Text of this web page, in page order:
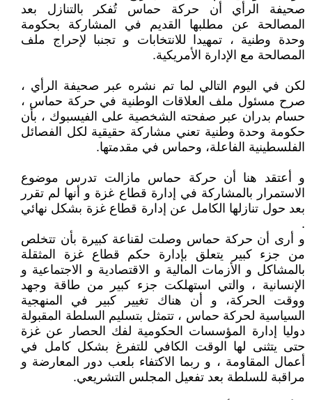
صحيفة الرأي أن حركة حماس تُفكر بالتنازل بعد
المصالحة عن مطلبها القديم في المشاركة بحكومة
وحدة وطنية ، تمهيدا للانتخابات و تجنبا لإحراج ملف
المصالحة مع الإدارة الأمريكية.
لكن في اليوم التالي لما تم نشره عبر صحيفة الرأي ،
صرح مسئول ملف العلاقات الوطنية في حركة حماس ،
حسام بدران عبر صفحته الشخصية على الفيسبوك ، بأن
حكومة وحدة وطنية تعني مشاركة حقيقية لكل الفصائل
الفلسطينية الفاعلة، وحماس في مقدمتها.
و أعتقد هنا أن حركة حماس مازالت تدرس موضوع
الاستمرار بالمشاركة في إدارة قطاع غزة و أنها لم تقرر
بعد حول تنازلها الكامل عن إدارة قطاع غزة بشكل نهائي
.
و أرى أن حركة حماس وصلت لقناعة كبيرة بأن تتخلص
من جزء كبير يتعلق بإدارة حكم قطاع غزة المثقلة
بالمشاكل و الأزمات المالية و الاقتصادية و الاجتماعية و
الإنسانية ، والتي استهلكت جزء كبير من طاقة وجهد
ووقت الحركة، و أن هناك تغيير كبير في المنهجية
السياسية لحركة حماس ، تتمثل بتسليم السلطة المقبولة
دوليا إدارة المؤسسات الحكومية لفك الحصار عن غزة
حتى يتثنى لها الوقت الكافي للتفرغ بشكل كامل في
أعمال المقاومة ، و ربما الاكتفاء بلعب دور المعارضة و
مراقبة للسلطة بعد تفعيل المجلس التشريعي.